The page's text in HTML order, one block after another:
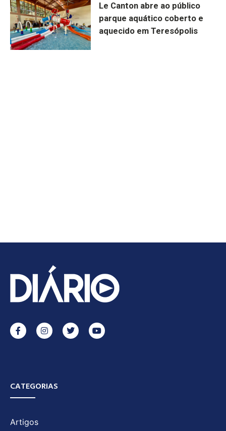
Le Canton abre ao público
parque aquático coberto e
aquecido em Teresópolis
CATEGORIAS
Artigos